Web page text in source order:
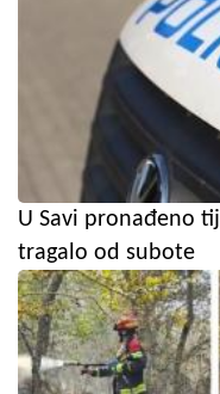
U Savi pronađeno
tragalo od subote